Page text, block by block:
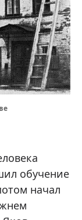
обучение
начал